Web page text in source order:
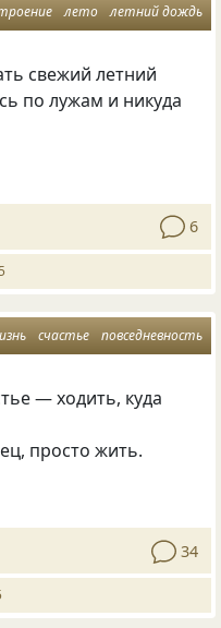
лето летний дождь
свежий летний
по лужам и никуда
6
счастье повседневность
— ходить, куда
просто жить.
34